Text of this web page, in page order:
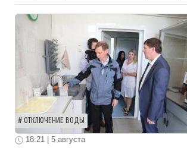
ОТКЛЮЧЕНИЕ ВОДЫ
18:21 | 5 августа